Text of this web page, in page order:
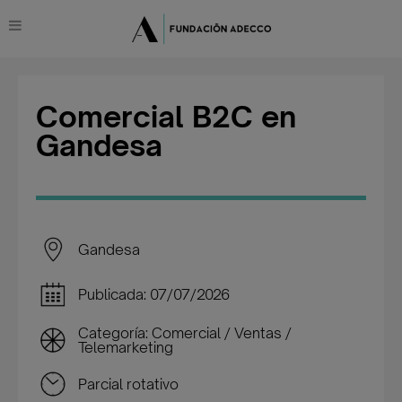
Comercial B2C en
Gandesa
Gandesa
Publicada: 07/07/2026
Categoría: Comercial / Ventas /
Telemarketing
Parcial rotativo